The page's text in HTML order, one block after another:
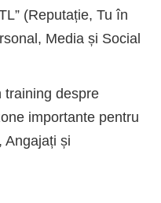
(Reputație, Tu în
Media și Social
training despre
importante pentru
Angajați și